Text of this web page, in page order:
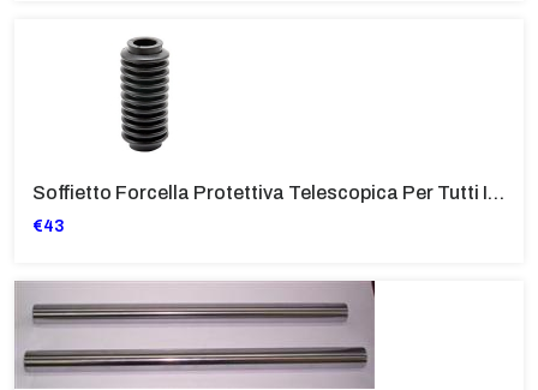
Soffietto Forcella Protettiva Telescopica Per Tutti I Modelli GS
€43